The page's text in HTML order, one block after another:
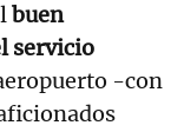
buen
servicio
-con